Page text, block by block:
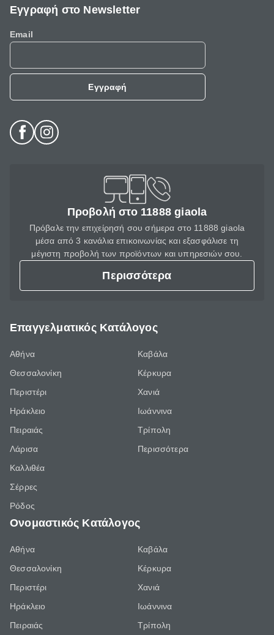
Εγγραφή στο Newsletter
Email
Εγγραφή
Προβολή στο 11888 giaola
Πρόβαλε την επιχείρησή σου σήμερα στο 11888 giaola
μέσα από 3 κανάλια επικοινωνίας και εξασφάλισε τη
μέγιστη προβολή των προϊόντων και υπηρεσιών σου.
Περισσότερα
Επαγγελματικός Κατάλογος
Αθήνα
Θεσσαλονίκη
Περιστέρι
Ηράκλειο
Πειραιάς
Λάρισα
Καλλιθέα
Σέρρες
Ρόδος
Καβάλα
Κέρκυρα
Χανιά
Ιωάννινα
Τρίπολη
Περισσότερα
Ονομαστικός Κατάλογος
Αθήνα
Θεσσαλονίκη
Περιστέρι
Ηράκλειο
Πειραιάς
Καβάλα
Κέρκυρα
Χανιά
Ιωάννινα
Τρίπολη